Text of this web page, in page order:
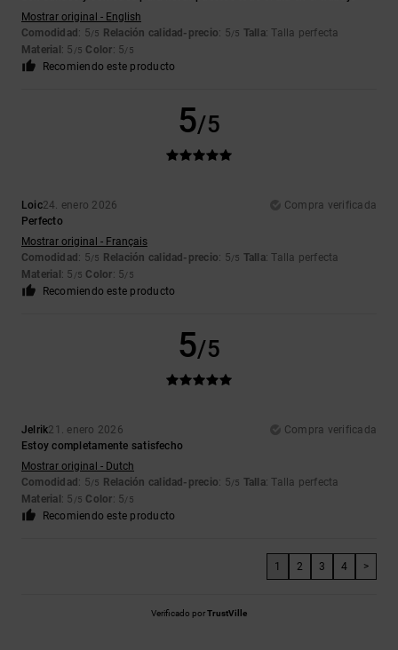
Mostrar original - English
Comodidad : 5/5 Relación calidad-precio: 5/5 Talla: Talla perfecta
Material : 5 /5 Color: 5/5
Recomiendo este producto
5/5
Loic24. enero 2026
Compra verificada
Perfecto
Mostrar original - Français
Comodidad : 5/5 Relación calidad-precio: 5/5 Talla: Talla perfecta
Material : 5 /5 Color: 5/5
Recomiendo este producto
5/5
Jelrik21. enero 2026
Compra verificada
Estoy completamente satisfecho
Mostrar original - Dutch
Comodidad : 5/5 Relación calidad-precio: 5/5 Talla: Talla perfecta
Material : 5 /5 Color: 5/5
Recomiendo este producto
1 2 3 4 >
Verificado porTrustVille